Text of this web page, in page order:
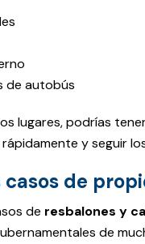
de autobús
lugares, podrías
y seguir
de
de resbalones y
de